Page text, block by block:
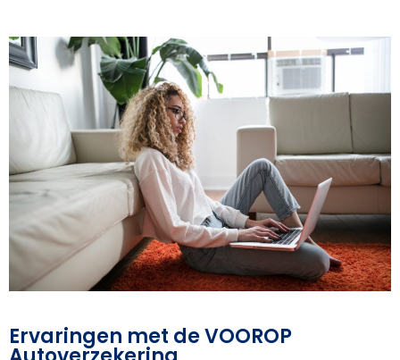
Ervaringen met de VOOROP